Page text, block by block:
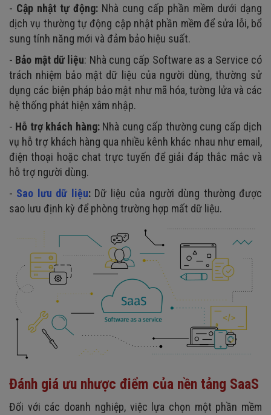
- Cập nhật tự động: Nhà cung cấp phần mềm dưới dạng
dịch vụ thường tự động cập nhật phần mềm để sửa lỗi, bổ
sung tính năng mới và đảm bảo hiệu suất.
- Bảo mật dữ liệu: Nhà cung cấp Software as a Service có
trách nhiệm bảo mật dữ liệu của người dùng, thường sử
dụng các biện pháp bảo mật như mã hóa, tường lửa và các
hệ thống phát hiện xâm nhập.
- Hỗ trợ khách hàng: Nhà cung cấp thường cung cấp dịch
vụ hỗ trợ khách hàng qua nhiều kênh khác nhau như email,
điện thoại hoặc chat trực tuyến để giải đáp thắc mắc và
hỗ trợ người dùng.
- Sao lưu dữ liệu:Dữ liệu của người dùng thường được
sao lưu định kỳ để phòng trường hợp mất dữ liệu.
Đánh giá ưu nhược điểm của nền tảng SaaS
Đối với các doanh nghiệp, việc lựa chọn một phần mềm